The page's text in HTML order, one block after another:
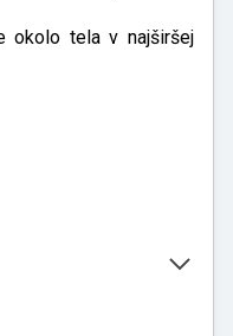
okolo tela v najširšej